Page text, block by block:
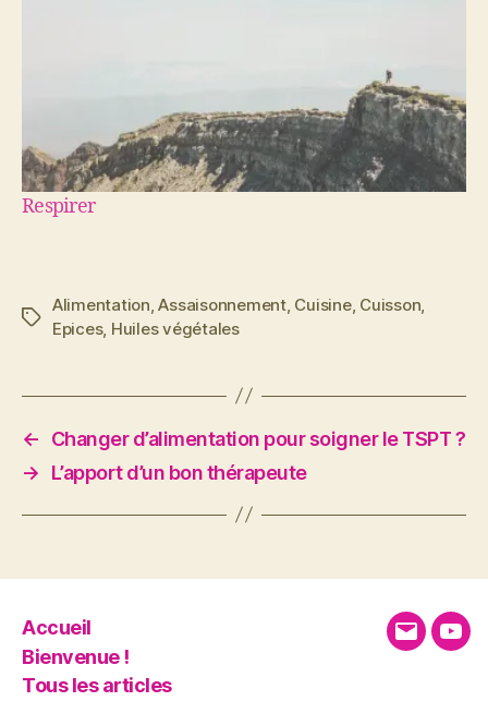
Respirer
Étiquettes
Alimentation ,Assaisonnement, Cuisine, Cuisson
Epices, Huiles végétales
←
Changer d’alimentation pour soigner le TSPT ?
→
L’apport d’un bon thérapeute
Accueil
Bienvenue !
Tous les articles
E-